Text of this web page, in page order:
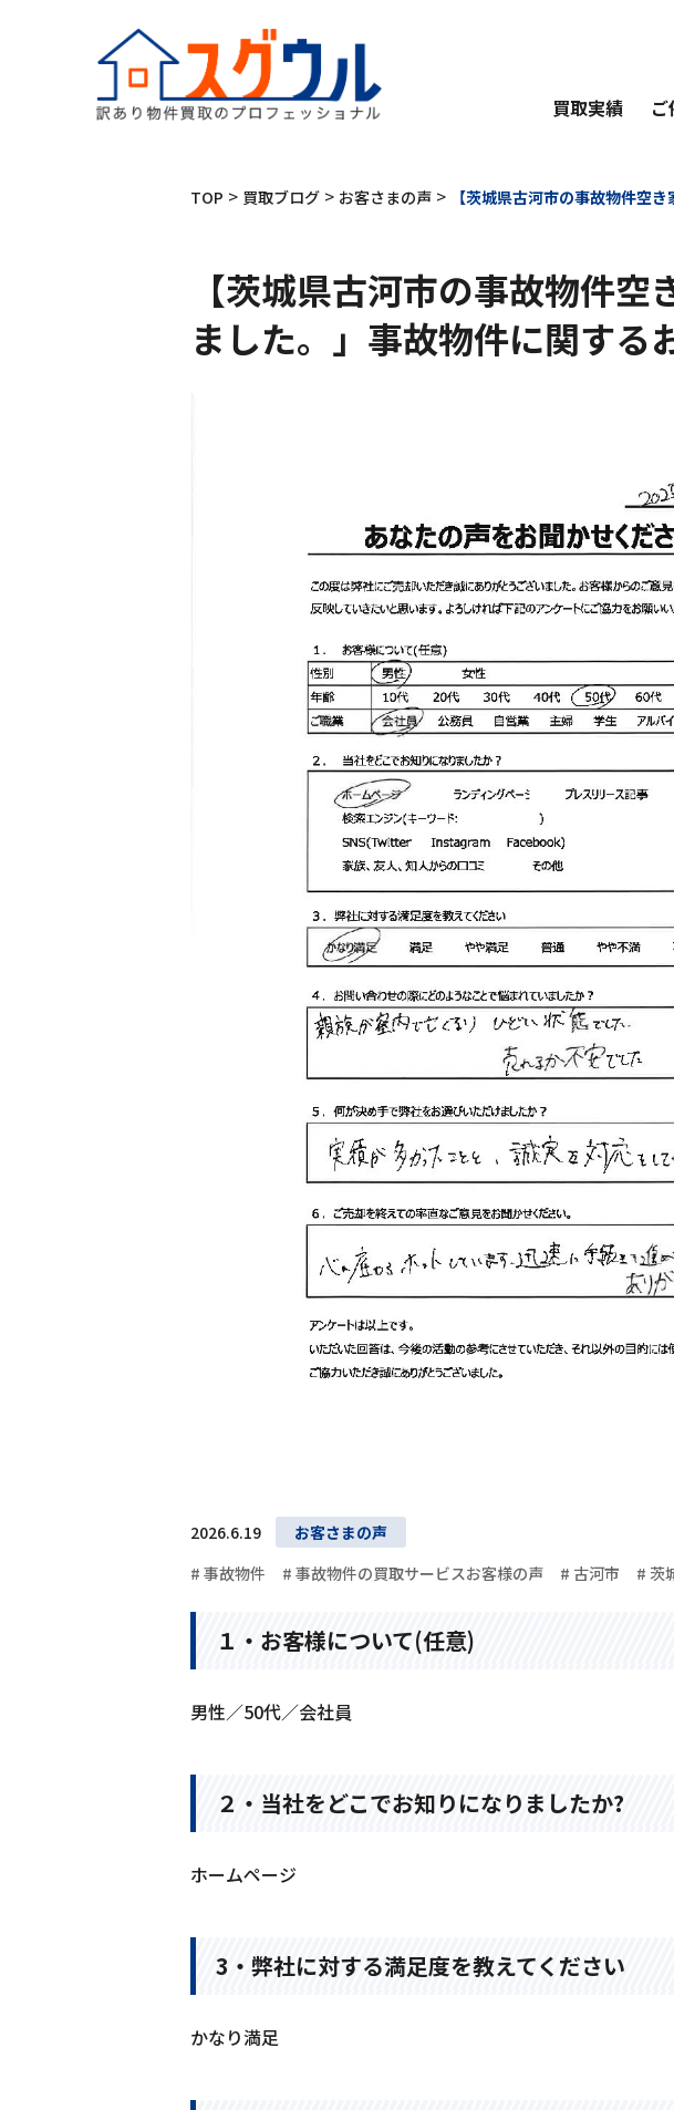
買取実績
TOP > 買取ブログ > お客さまの声 > 【茨城県古河市の事故物件空
【茨城県古河市の事故物件
ました。」事故物件に関する
2026.6.19
お客さまの声
# 事故物件
# 事故物件の買取サービスお客様の声 # 古河市 # 茨
１・お客様について(任意)
男性／50代／会社員
２・当社をどこでお知りになりましたか?
ホームページ
3・弊社に対する満足度を教えてください
かなり満足